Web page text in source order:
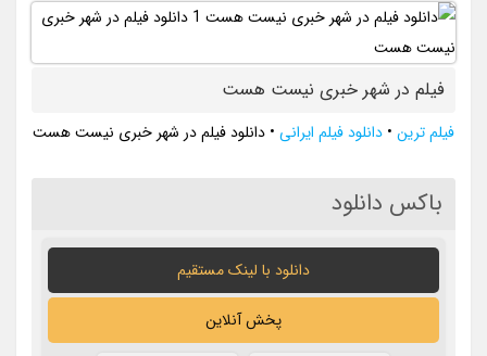
فیلم در شهر خبری نیست هست
فیلم ترین • دانلود فیلم ایرانی • دانلود فیلم در شهر خبری نیست هست
باکس دانلود
دانلود با لينک مستقيم
پخش آنلاین